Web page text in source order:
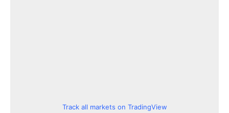
Track all markets on TradingView